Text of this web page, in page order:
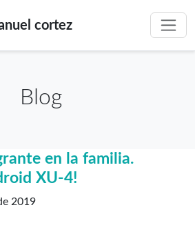
Blog
en la familia.
XU-4!
2019